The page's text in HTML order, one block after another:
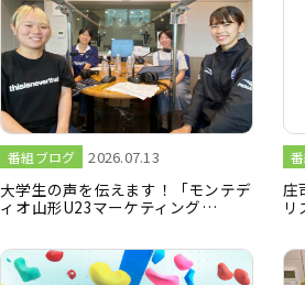
番組ブログ 2026.07.13
大学生の声を伝えます！「モンテデ
ィオ山形U23マーケティング…
庄
リ